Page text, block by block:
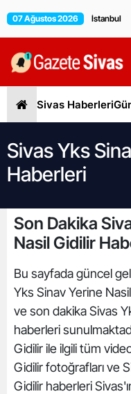
07 Ağustos 2026
Sivas Haberleri
Sivas Yks
Haberleri
Son Dakika
Nasil Gidilir
Bu sayfada güncel
Yks Sinav Yerine
ve son dakika Sivas
haberleri
Gidilir ile ilgili tüm
Gidilir fotoğrafları ve
Gidilir haberleri